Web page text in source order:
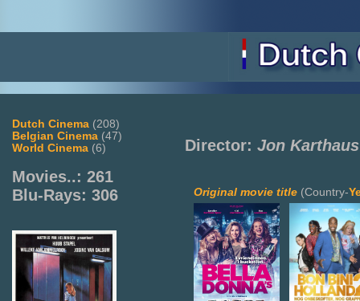
Dutch Cinema (208)
Belgian Cinema (47)
World Cinema (6)
Movies..: 261
Blu-Rays: 306
Director: Jon Karthaus
Original movie title (Country-